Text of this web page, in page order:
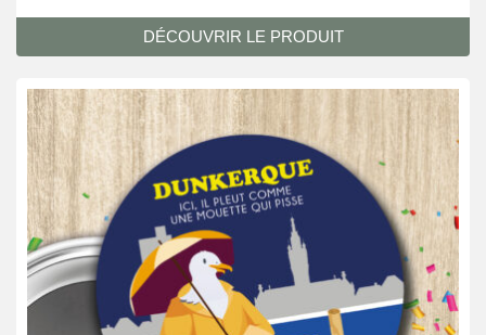
DÉCOUVRIR LE PRODUIT